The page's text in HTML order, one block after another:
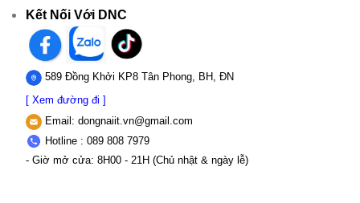
Kết Nối Với DNC
589 Đồng Khởi KP8 Tân Phong, BH, ĐN
[ Xem đường đi ]
Email: dongnaiit.vn@gmail.com
Hotline : 089 808 7979
- Giờ mở cửa: 8H00 - 21H (Chủ nhật & ngày lễ)